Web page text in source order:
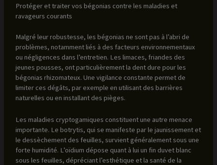
Protéger et traiter vos bégonias contre les maladies et
ravageurs courants
Malgré leur robustesse, les bégonias ne sont pas à l’abri de
problèmes, notamment liés à des facteurs environnementaux
ou négligences dans l’entretien. Les limaces, friandes des
jeunes pousses, ont particulièrement la dent dure pour les
bégonias rhizomateux. Une vigilance constante permet de
limiter ces dégâts, par exemple en utilisant des barrières
naturelles ou en installant des pièges.
Les maladies cryptogamiques constituent une autre menace
importante. Le botrytis, qui se manifeste par le jaunissement et
le dessèchement des feuilles, survient généralement sous une
forte humidité. L’oïdium dépose quant à lui un fin duvet blanc
sous les feuilles, dépréciant l’esthétique et la santé de la